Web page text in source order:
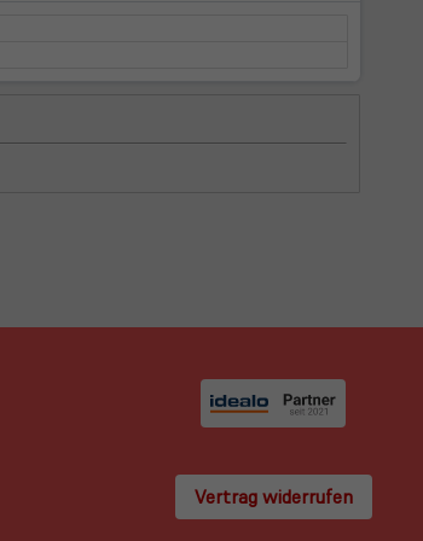
Vertrag widerrufen